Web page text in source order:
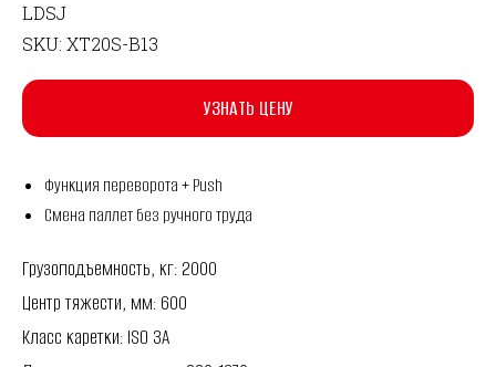
LDSJ
SKU: XT20S-B13
УЗНАТЬ ЦЕНУ
Функция переворота + Push
Смена паллет без ручного труда
Грузоподъемность, кг: 2000
Центр тяжести, мм: 600
Класс каретки: ISO 3A